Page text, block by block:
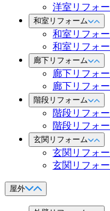
洋室リフォ
和室リフォーム
和室リフォ
和室リフォ
廊下リフォーム
廊下リフォ
廊下リフォ
階段リフォーム
階段リフォ
階段リフォ
玄関リフォーム
玄関リフォ
玄関リフォ
屋外